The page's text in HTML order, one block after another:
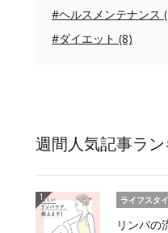
#ヘルスメンテナンス
#ダイエット (8)
週間人気記事ラ
ライフスタ
リンパの